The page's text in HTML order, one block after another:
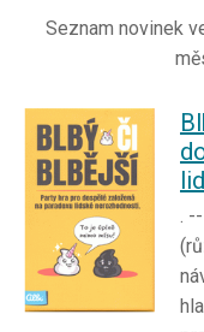
Seznam novinek
.